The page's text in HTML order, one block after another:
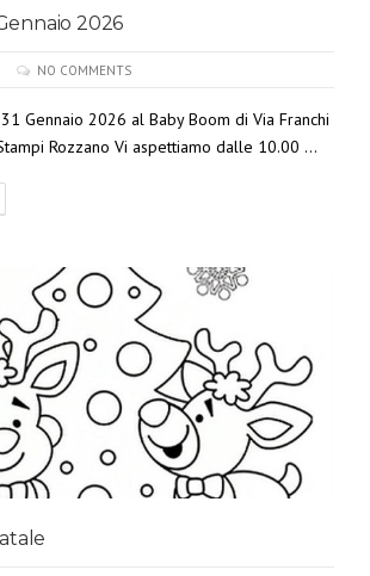
2026
NO COMMENTS
Gennaio 2026 al Baby Boom di Via Franchi
Rozzano Vi aspettiamo dalle 10.00 ...